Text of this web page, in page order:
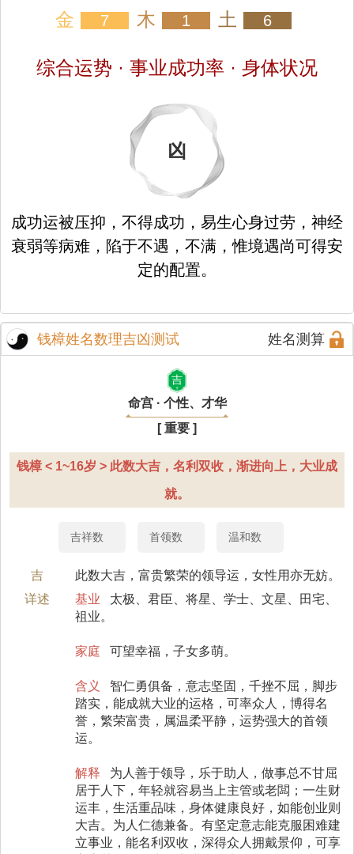
金 7 木 1 土 6
综合运势 · 事业成功率 · 身体状况
凶
成功运被压抑，不得成功，易生心身过劳，神经
衰弱等病难，陷于不遇，不满，惟境遇尚可得安
定的配置。
钱樟姓名数理吉凶测试 姓名测算
吉
命宫 · 个性、才华
[ 重要 ]
钱樟 < 1~16岁 > 此数大吉，名利双收，渐进向上，大业成
就。
吉祥数 首领数 温和数
吉
此数大吉，富贵繁荣的领导运，女性用亦无妨。
详述
基业
太极、君臣、将星、学士、文星、田宅、
祖业。
家庭 可望幸福，子女多萌。
含义
智仁勇俱备，意志坚固，千挫不屈，脚步
踏实，能成就大业的运格，可率众人，博得名
誉，繁荣富贵，属温柔平静，运势强大的首领
运。
解释
为人善于领导，乐于助人，做事总不甘屈
居于人下，年轻就容易当上主管或老闆；一生财
运丰，生活重品味，身体健康良好，如能创业则
大吉。为人仁德兼备。有坚定意志能克服困难建
立事业，能名利双收，深得众人拥戴景仰，可享